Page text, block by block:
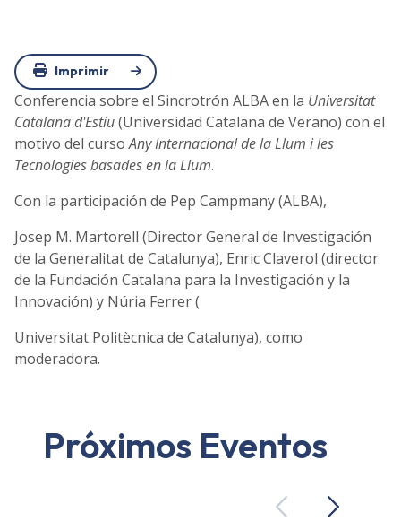
Imprimir
Conferencia sobre el Sincrotrón ALBA en la Universitat
Catalana d'Estiu(Universidad Catalana de Verano) con el
motivo del cursoAny Internacional de la Llum i les
Tecnologies basades en la Llum.
Con la participación de Pep Campmany (ALBA),
Josep M. Martorell (Director General de Investigación
de la Generalitat de Catalunya), Enric Claverol (director
de la Fundación Catalana para la Investigación y la
Innovación) y Núria Ferrer (
Universitat Politècnica de Catalunya), como
moderadora.
Próximos Eventos
PreviousNext